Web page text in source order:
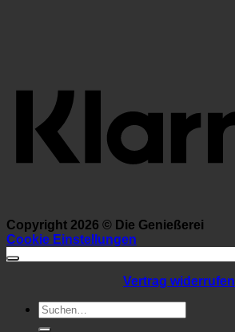
Copyright 2026 © Die Genießerei
Cookie Einstellungen
Vertrag widerrufen
Suchen
nach: